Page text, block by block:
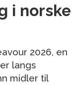
i norske
2026, en
langs
midler til